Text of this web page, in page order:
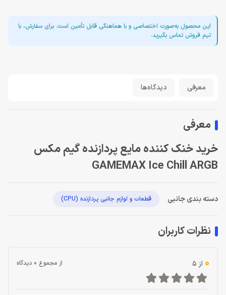
این محصول به‌صورت اختصاصی و با هماهنگی قابل تأمین است. برای سفارش، با
تیم فروش تماس بگیرید.
معرفی دیدگاه‌ها
معرفی
خرید خنک کننده مایع پردازنده گیم مکس
GAMEMAX Ice Chill ARGB
دسته بندی جانبی قطعات و لوازم جانبی پردازنده (CPU)
نظرات کاربران
0 از 5 از مجموع 0 دیدگاه